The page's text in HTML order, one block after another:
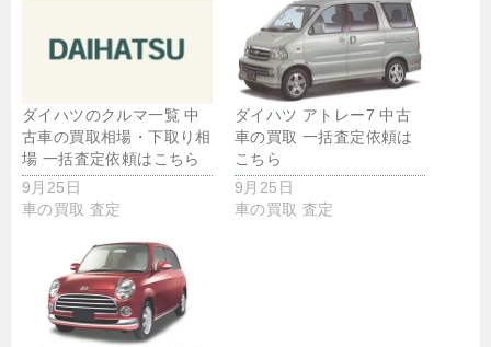
ダイハツのクルマ一覧 中
古車の買取相場・下取り相
場 一括査定依頼はこちら
9月25日
車の買取 査定
ダイハツ アトレー7 中古
車の買取 一括査定依頼は
こちら
9月25日
車の買取 査定